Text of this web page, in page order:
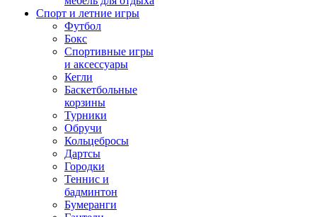
Спорт и летние игры
Футбол
Бокс
Спортивные игры
и аксессуары
Кегли
Баскетбольные
корзины
Турники
Обручи
Кольцебросы
Дартсы
Городки
Теннис и
бадминтон
Бумеранги